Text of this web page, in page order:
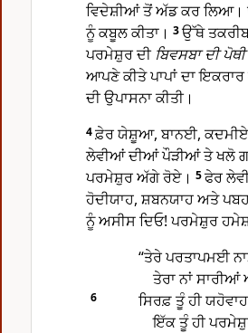
ਵਿਦੇਸ਼ੀਆਂ ਤੋਂ ਅੱਡ ਕਰ
ਨੂੰ ਕਬੂਲ ਕੀਤਾ। 3ਉੱਥੇ
ਪਰਮੇਸ਼ੁਰ ਦੀ ਬਿਵਸਬਾ ਦੀ ਪੋਥੀ
ਆਪਣੇ ਕੀਤੇ ਪਾਪਾਂ ਦਾ
ਦੀ ਉਪਾਸਨਾ ਕੀਤੀ।
4ਫ਼ੇਰ ਯੇਸ਼ੂਆ, ਬਾਨਈ,
ਲੇਵੀਆਂ ਦੀਆਂ ਪੌੜੀਆਂ ਤੇ ਖਲੋ
ਪਰਮੇਸ਼ੁਰ ਅੱਗੇ ਰੋਏ। 5ਫੇਰ
ਹੋਦੀਯਾਹ, ਸ਼ਬਨਯਾਹ ਅਤੇ
ਨੂੰ ਅਸੀਸ ਦਿਓ! ਪਰਮੇਸ਼ੁਰ
“ਤੇਰੇ ਪਰਤਾਪਮਈ
ਤੇਰਾ ਨਾਂ
6
ਸਿਰਫ਼ ਤੂੰ ਹੀ
ਇੱਕ ਤੂੰ ਹੀ